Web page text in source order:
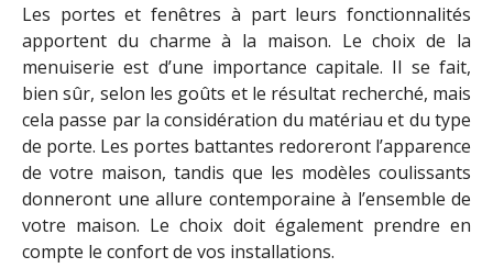
Les portes et fenêtres à part leurs fonctionnalités
apportent du charme à la maison. Le choix de la
menuiserie est d’une importance capitale. Il se fait,
bien sûr, selon les goûts et le résultat recherché, mais
cela passe par la considération du matériau et du type
de porte. Les portes battantes redoreront l’apparence
de votre maison, tandis que les modèles coulissants
donneront une allure contemporaine à l’ensemble de
votre maison. Le choix doit également prendre en
compte le confort de vos installations.